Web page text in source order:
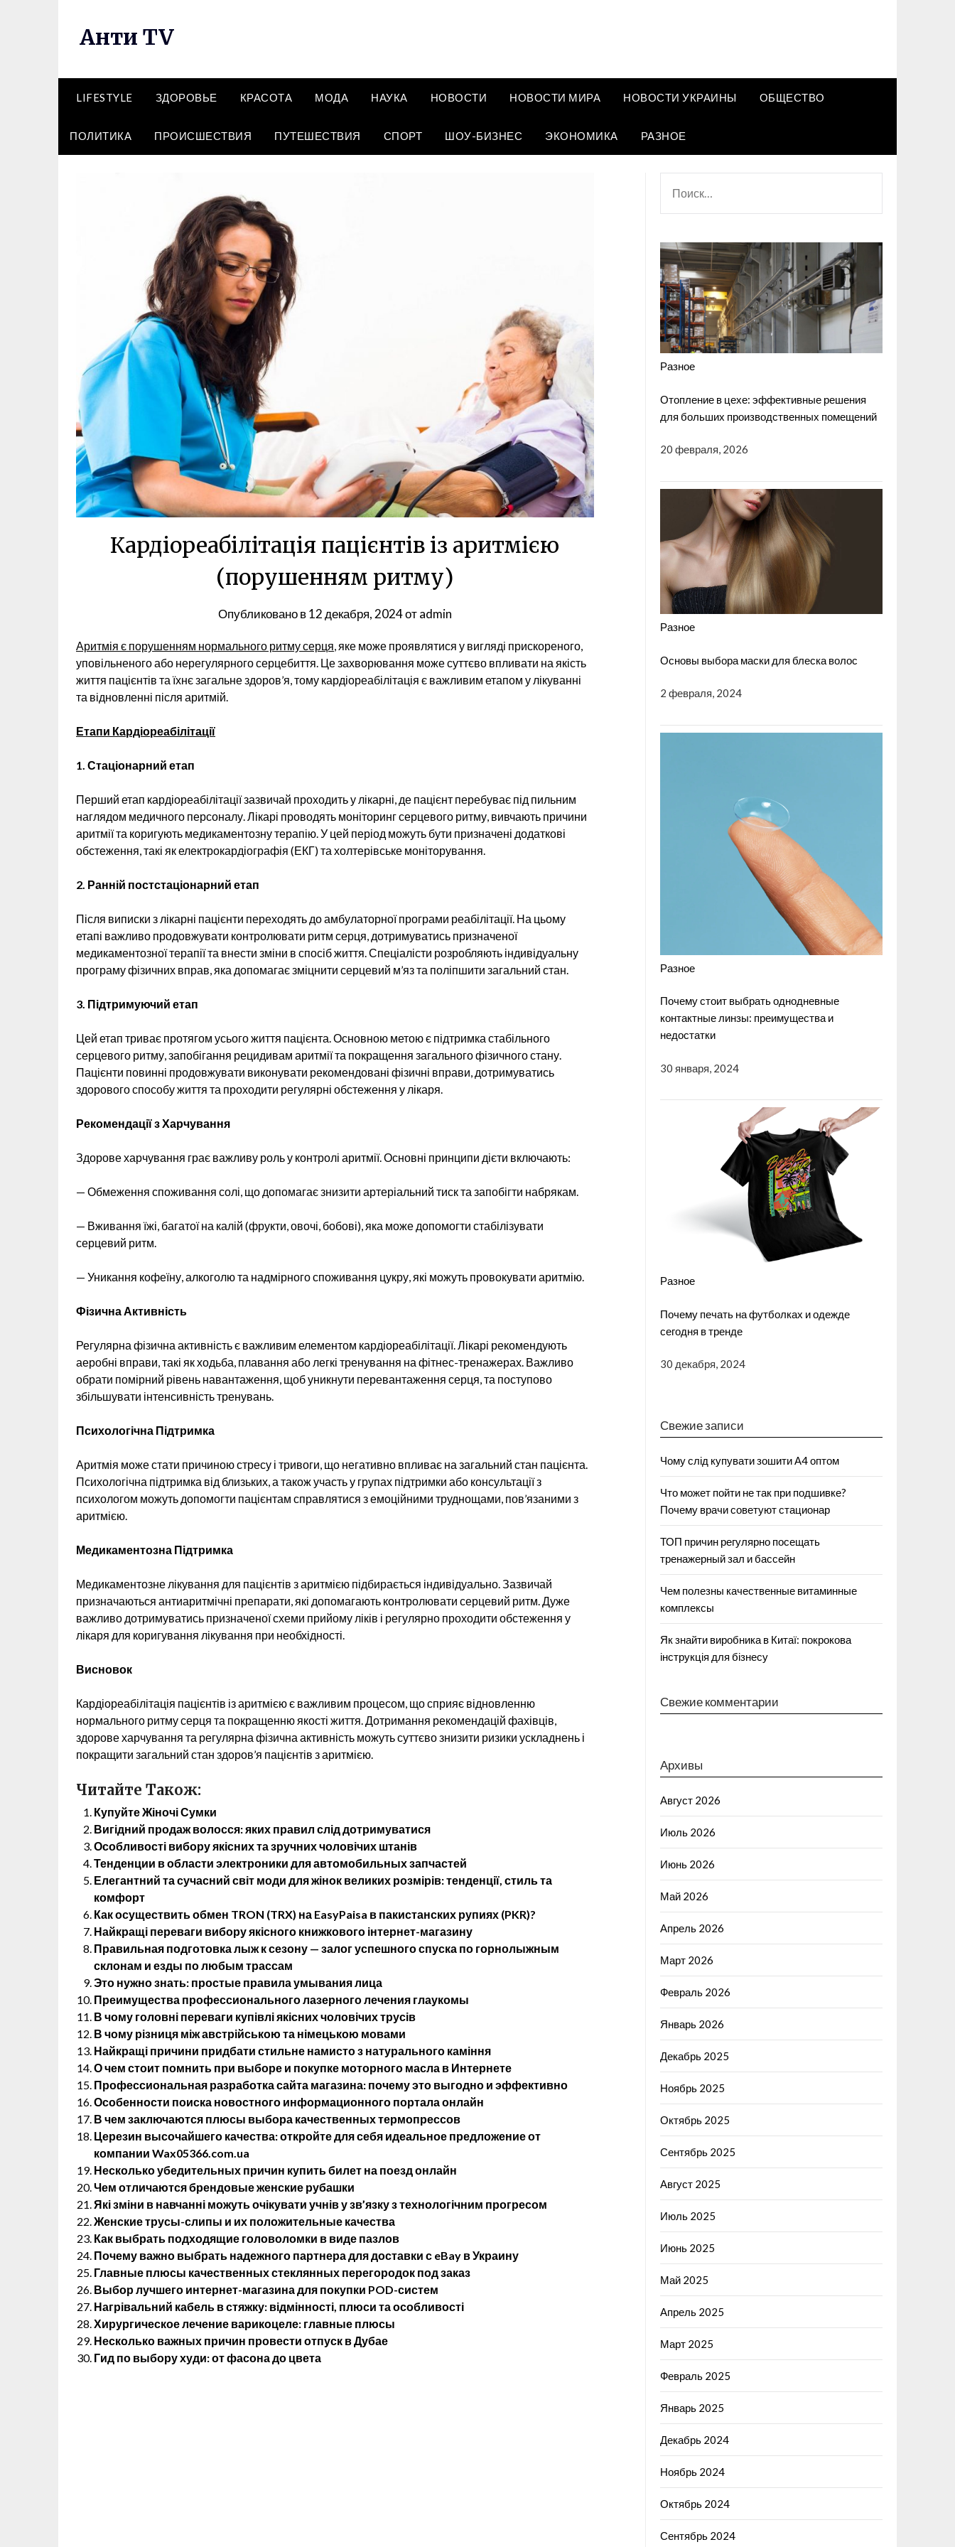
Анти TV
LIFESTYLE ЗДОРОВЬЕ КРАСОТА МОДА НАУКА НОВОСТИ НОВОСТИ МИРА НОВОСТИ УКРАИНЫ ОБЩЕСТВО
ПОЛИТИКА ПРОИСШЕСТВИЯ ПУТЕШЕСТВИЯ СПОРТ ШОУ-БИЗНЕС ЭКОНОМИКА РАЗНОЕ
Кардіореабілітація пацієнтів із аритмією
(порушенням ритму)
Опубликовано в12 декабря, 2024отadmin
Аритмія є порушенням нормального ритму серця, яке може проявлятися у вигляді прискореного,
уповільненого або нерегулярного серцебиття. Це захворювання може суттєво впливати на якість
життя пацієнтів та їхнє загальне здоров’я, тому кардіореабілітація є важливим етапом у лікуванні
та відновленні після аритмій.
Етапи Кардіореабілітації
1. Стаціонарний етап
Перший етап кардіореабілітації зазвичай проходить у лікарні, де пацієнт перебуває під пильним
наглядом медичного персоналу. Лікарі проводять моніторинг серцевого ритму, вивчають причини
аритмії та коригують медикаментозну терапію. У цей період можуть бути призначені додаткові
обстеження, такі як електрокардіографія (ЕКГ) та холтерівське моніторування.
2. Ранній постстаціонарний етап
Після виписки з лікарні пацієнти переходять до амбулаторної програми реабілітації. На цьому
етапі важливо продовжувати контролювати ритм серця, дотримуватись призначеної
медикаментозної терапії та внести зміни в спосіб життя. Спеціалісти розробляють індивідуальну
програму фізичних вправ, яка допомагає зміцнити серцевий м’яз та поліпшити загальний стан.
3. Підтримуючий етап
Цей етап триває протягом усього життя пацієнта. Основною метою є підтримка стабільного
серцевого ритму, запобігання рецидивам аритмії та покращення загального фізичного стану.
Пацієнти повинні продовжувати виконувати рекомендовані фізичні вправи, дотримуватись
здорового способу життя та проходити регулярні обстеження у лікаря.
Рекомендації з Харчування
Здорове харчування грає важливу роль у контролі аритмії. Основні принципи дієти включають:
— Обмеження споживання солі, що допомагає знизити артеріальний тиск та запобігти набрякам.
— Вживання їжі, багатої на калій (фрукти, овочі, бобові), яка може допомогти стабілізувати
серцевий ритм.
— Уникання кофеїну, алкоголю та надмірного споживання цукру, які можуть провокувати аритмію.
Фізична Активність
Регулярна фізична активність є важливим елементом кардіореабілітації. Лікарі рекомендують
аеробні вправи, такі як ходьба, плавання або легкі тренування на фітнес-тренажерах. Важливо
обрати помірний рівень навантаження, щоб уникнути перевантаження серця, та поступово
збільшувати інтенсивність тренувань.
Психологічна Підтримка
Аритмія може стати причиною стресу і тривоги, що негативно впливає на загальний стан пацієнта.
Психологічна підтримка від близьких, а також участь у групах підтримки або консультації з
психологом можуть допомогти пацієнтам справлятися з емоційними труднощами, пов’язаними з
аритмією.
Медикаментозна Підтримка
Медикаментозне лікування для пацієнтів з аритмією підбирається індивідуально. Зазвичай
призначаються антиаритмічні препарати, які допомагають контролювати серцевий ритм. Дуже
важливо дотримуватись призначеної схеми прийому ліків і регулярно проходити обстеження у
лікаря для коригування лікування при необхідності.
Висновок
Кардіореабілітація пацієнтів із аритмією є важливим процесом, що сприяє відновленню
нормального ритму серця та покращенню якості життя. Дотримання рекомендацій фахівців,
здорове харчування та регулярна фізична активність можуть суттєво знизити ризики ускладнень і
покращити загальний стан здоров’я пацієнтів з аритмією.
Читайте Також:
Купуйте Жіночі Сумки
Вигідний продаж волосся: яких правил слід дотримуватися
Особливості вибору якісних та зручних чоловічих штанів
Тенденции в области электроники для автомобильных запчастей
Елегантний та сучасний світ моди для жінок великих розмірів: тенденції, стиль та
комфорт
Как осуществить обмен TRON (TRX) на EasyPaisa в пакистанских рупиях (PKR)?
Найкращі переваги вибору якісного книжкового інтернет-магазину
Правильная подготовка лыж к сезону — залог успешного спуска по горнолыжным
склонам и езды по любым трассам
Это нужно знать: простые правила умывания лица
Преимущества профессионального лазерного лечения глаукомы
В чому головні переваги купівлі якісних чоловічих трусів
В чому різниця між австрійською та німецькою мовами
Найкращі причини придбати стильне намисто з натурального каміння
О чем стоит помнить при выборе и покупке моторного масла в Интернете
Профессиональная разработка сайта магазина: почему это выгодно и эффективно
Особенности поиска новостного информационного портала онлайн
В чем заключаются плюсы выбора качественных термопрессов
Церезин высочайшего качества: откройте для себя идеальное предложение от
компании Wax05366.com.ua
Несколько убедительных причин купить билет на поезд онлайн
Чем отличаются брендовые женские рубашки
Які зміни в навчанні можуть очікувати учнів у зв’язку з технологічним прогресом
Женские трусы-слипы и их положительные качества
Как выбрать подходящие головоломки в виде пазлов
Почему важно выбрать надежного партнера для доставки с eBay в Украину
Главные плюсы качественных стеклянных перегородок под заказ
Выбор лучшего интернет-магазина для покупки POD-систем
Нагрівальний кабель в стяжку: відмінності, плюси та особливості
Хирургическое лечение варикоцеле: главные плюсы
Несколько важных причин провести отпуск в Дубае
Гид по выбору худи: от фасона до цвета
Разное
Отопление в цехе: эффективные решения
для больших производственных помещений
20 февраля, 2026
Разное
Основы выбора маски для блеска волос
2 февраля, 2024
Разное
Почему стоит выбрать однодневные
контактные линзы: преимущества и
недостатки
30 января, 2024
Разное
Почему печать на футболках и одежде
сегодня в тренде
30 декабря, 2024
Свежие записи
Чому слід купувати зошити А4 оптом
Что может пойти не так при подшивке?
Почему врачи советуют стационар
ТОП причин регулярно посещать
тренажерный зал и бассейн
Чем полезны качественные витаминные
комплексы
Як знайти виробника в Китаї: покрокова
інструкція для бізнесу
Свежие комментарии
Архивы
Август 2026
Июль 2026
Июнь 2026
Май 2026
Апрель 2026
Март 2026
Февраль 2026
Январь 2026
Декабрь 2025
Ноябрь 2025
Октябрь 2025
Сентябрь 2025
Август 2025
Июль 2025
Июнь 2025
Май 2025
Апрель 2025
Март 2025
Февраль 2025
Январь 2025
Декабрь 2024
Ноябрь 2024
Октябрь 2024
Сентябрь 2024